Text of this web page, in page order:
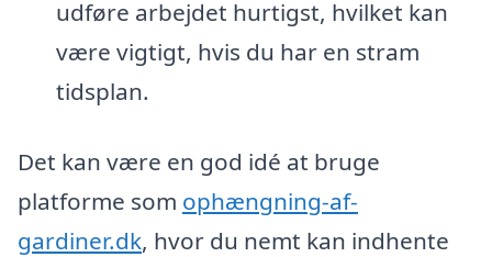
udføre arbejdet hurtigst, hvilket kan
være vigtigt, hvis du har en stram
tidsplan.
Det kan være en god idé at bruge
platforme som ophængning-af-
gardiner.dk, hvor du nemt kan indhente